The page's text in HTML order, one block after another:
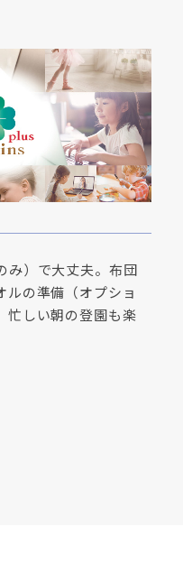
み）で大丈夫。布団
ルの準備（オプショ
忙しい朝の登園も楽